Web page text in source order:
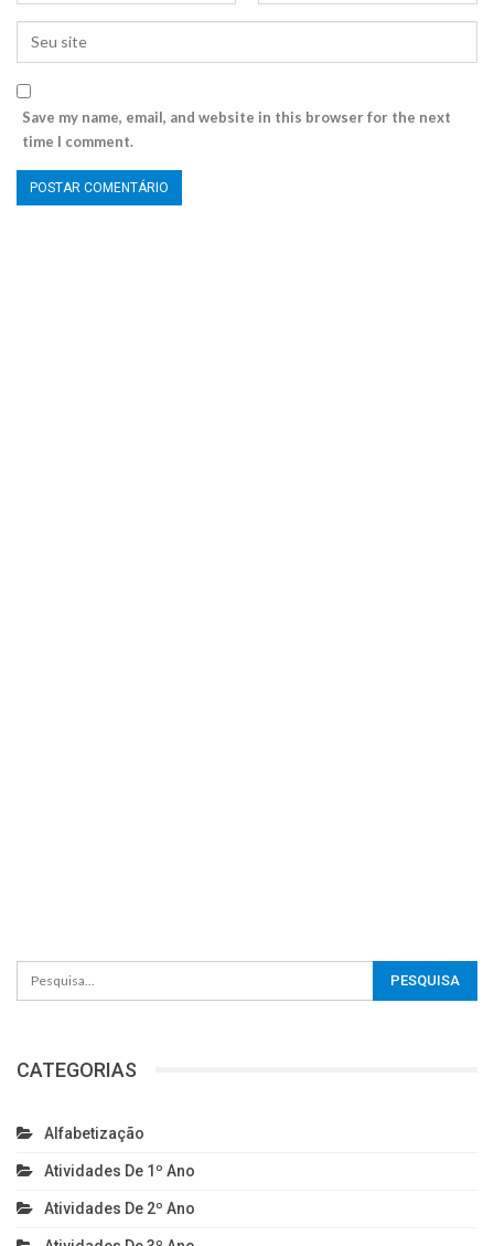
Save my name, email, and website in this browser for the next
time I comment.
CATEGORIAS
Alfabetização
Atividades De 1º Ano
Atividades De 2º Ano